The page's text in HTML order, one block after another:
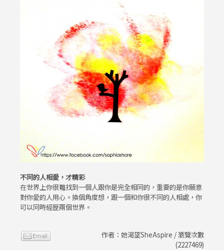
不同的人相愛，才精彩
在世界上你很難找到一個人跟你是完全相同的，重要的是你願意
對你愛的人用心。換個角度想，跟一個和你很不同的人相處，你
可以同時經歷兩個世界。
作者：她渴望SheAspire / 瀏覽次數
(2227469)